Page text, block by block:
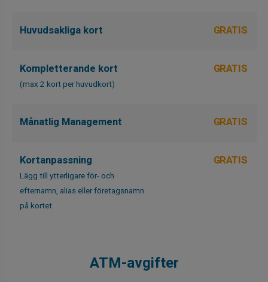
Huvudsakliga kort GRATIS
Kompletterande kort
(max 2 kort per huvudkort)
GRATIS
Månatlig Management GRATIS
Kortanpassning
Lägg till ytterligare för- och
efternamn, alias eller företagsnamn
på kortet
GRATIS
ATM-avgifter